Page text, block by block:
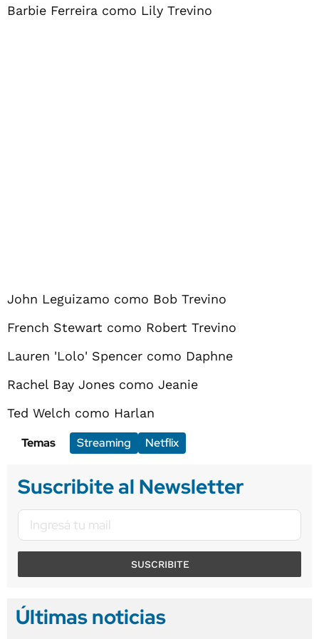
Barbie Ferreira como Lily Trevino
John Leguizamo como Bob Trevino
French Stewart como Robert Trevino
Lauren 'Lolo' Spencer como Daphne
Rachel Bay Jones como Jeanie
Ted Welch como Harlan
Temas
Streaming Netflix
Suscribite al Newsletter
SUSCRIBITE
Últimas noticias